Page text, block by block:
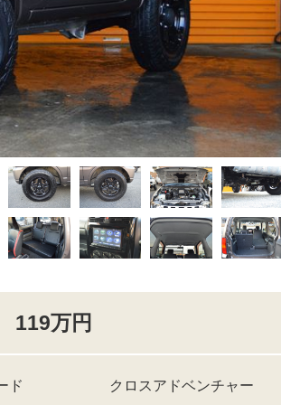
119万円
ド クロスアドベンチャー